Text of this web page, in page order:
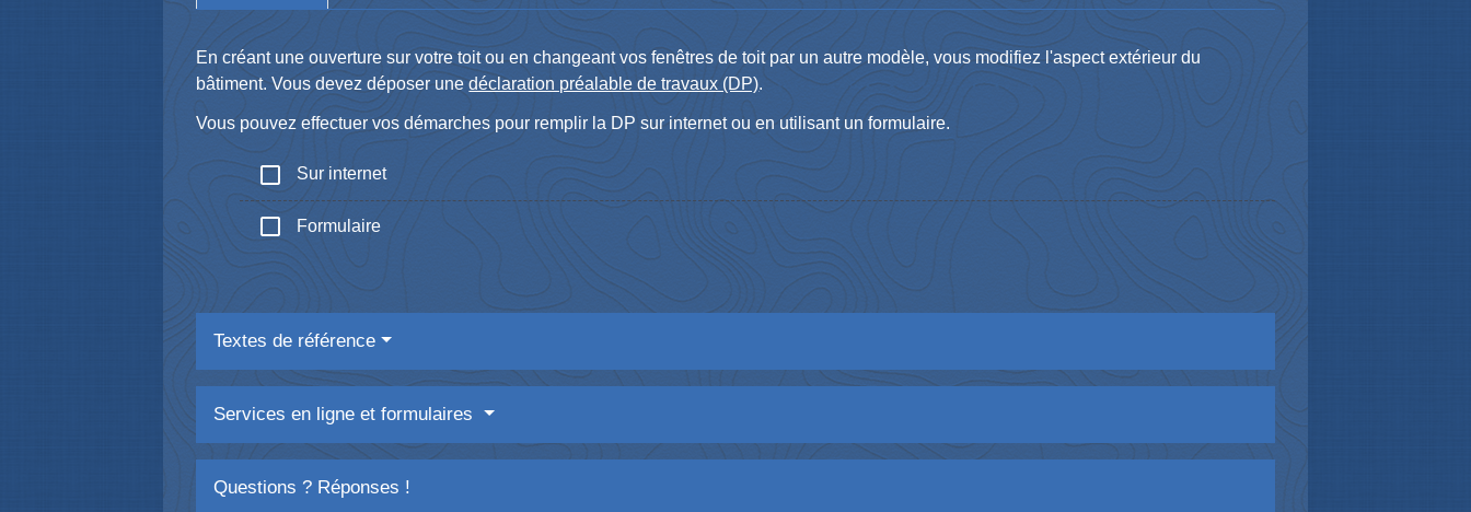
En créant une ouverture sur votre toit ou en changeant vos fenêtres de toit par un autre modèle, vous modifiez l'aspect extérieur du
bâtiment. Vous devez déposer unedéclaration préalable de travaux (DP).
Vous pouvez effectuer vos démarches pour remplir la DP sur internet ou en utilisant un formulaire.
check_box_outline_blank Sur internet
check_box_outline_blank Formulaire
Textes de référence
Services en ligne et formulaires
Questions ? Réponses !